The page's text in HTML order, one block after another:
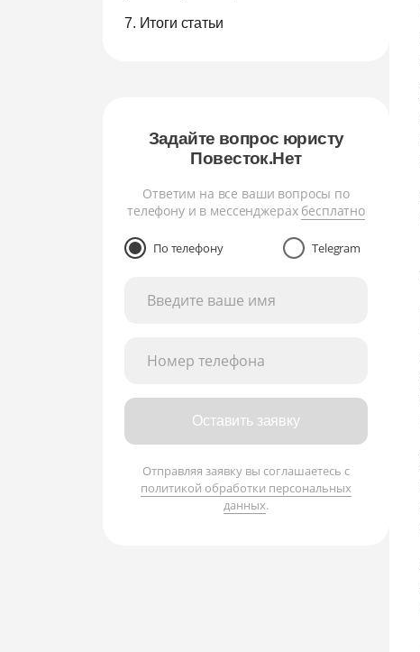
7. Итоги статьи
Задайте вопрос юристу
Повесток.Нет
Ответим на все ваши вопросы по
телефону и в мессенджерах бесплатно
По телефону Telegram
Введите ваше имя
Номер телефона
Оставить заявку
Отправляя заявку вы соглашаетесь с
политикой обработки персональных
данных.